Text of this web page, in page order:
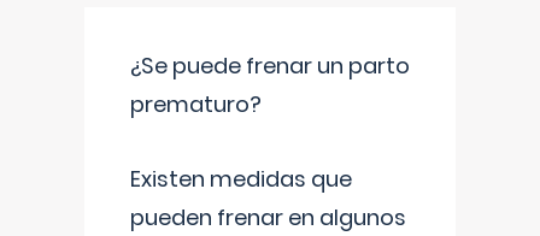
¿Se puede frenar un parto
prematuro?
Existen medidas que
pueden frenar en algunos